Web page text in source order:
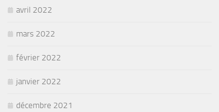
avril 2022
mars 2022
février 2022
janvier 2022
décembre 2021